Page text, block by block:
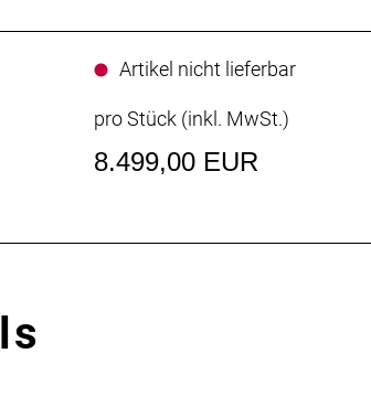
Artikel nicht lieferbar
pro Stück (inkl. MwSt.)
8.499,00 EUR